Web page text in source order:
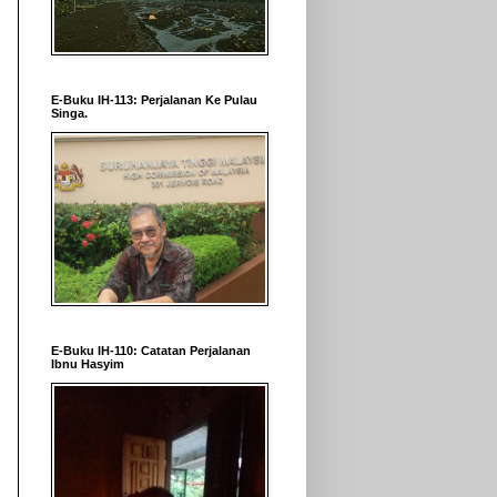
E-Buku IH-113: Perjalanan Ke Pulau
Singa.
E-Buku IH-110: Catatan Perjalanan
Ibnu Hasyim